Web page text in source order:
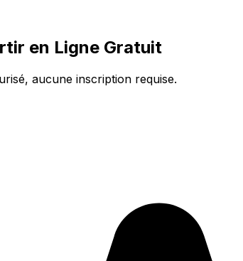
en Ligne Gratuit
aucune inscription requise.